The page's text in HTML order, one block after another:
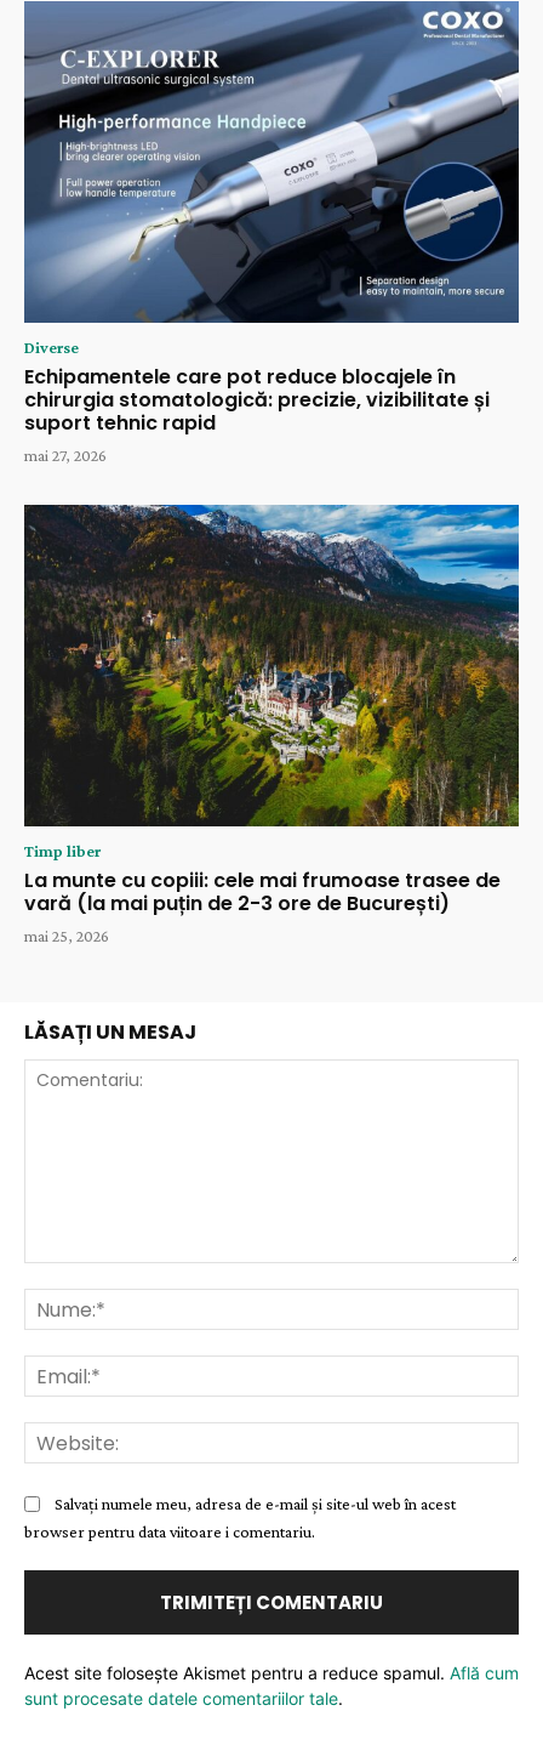
Diverse
Echipamentele care pot reduce blocajele în
chirurgia stomatologică: precizie, vizibilitate și
suport tehnic rapid
mai 27, 2026
Timp liber
La munte cu copiii: cele mai frumoase trasee de
vară (la mai puțin de 2-3 ore de București)
mai 25, 2026
LĂSAȚI UN MESAJ
Salvați numele meu, adresa de e-mail și site-ul web în acest
browser pentru data viitoare i comentariu.
Acest site folosește Akismet pentru a reduce spamul. Află cum
sunt procesate datele comentariilor tale.